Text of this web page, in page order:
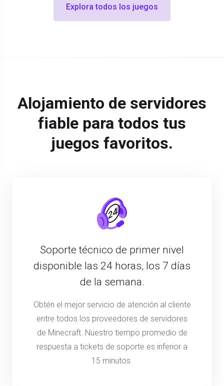
Explora todos los juegos
Alojamiento de servidores
fiable para todos tus
juegos favoritos.
Soporte técnico de primer nivel
disponible las 24 horas, los 7 días
de la semana.
Obtén el mejor servicio de atención al cliente
entre todos los proveedores de servidores
de Minecraft. Nuestro tiempo promedio de
respuesta a tickets de soporte es inferior a
15 minutos.